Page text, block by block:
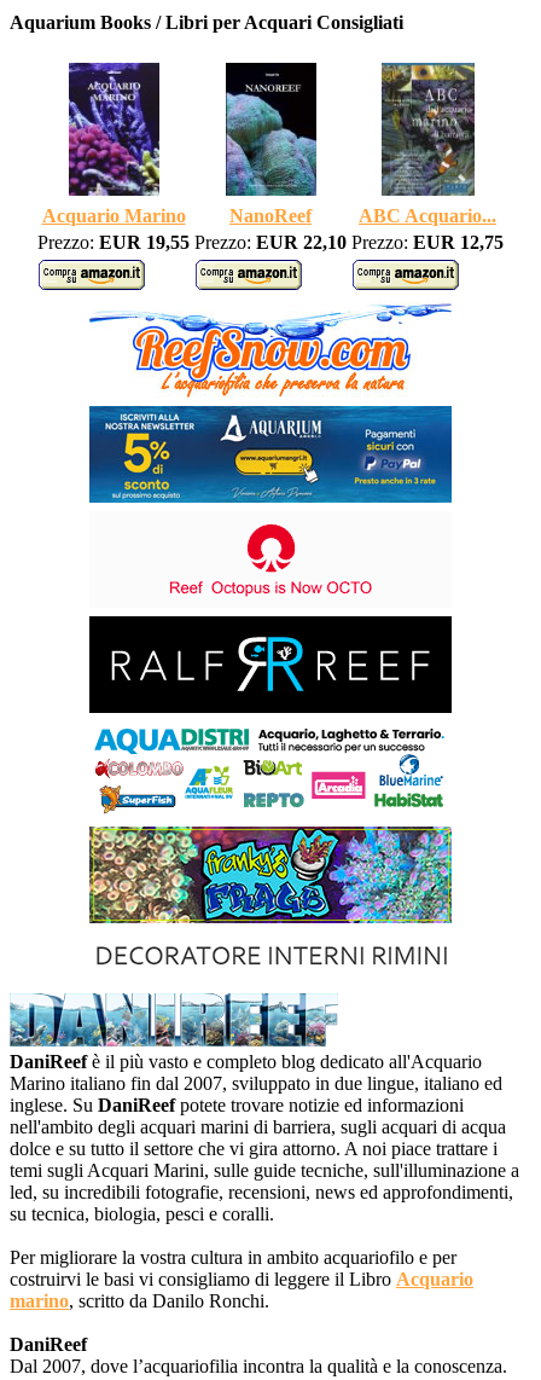
Aquarium Books / Libri per Acquari Consigliati
Acquario Marino NanoReef
ABC Acquario...
Prezzo: EUR 19,55 Prezzo: EUR 22,10 Prezzo: EUR 12,75
DaniReefè il più vasto e completo blog dedicato all'Acquario
Marino italiano fin dal 2007, sviluppato in due lingue, italiano ed
inglese. Su DaniReefpotete trovare notizie ed informazioni
nell'ambito degli acquari marini di barriera, sugli acquari di acqua
dolce e su tutto il settore che vi gira attorno. A noi piace trattare i
temi sugli Acquari Marini, sulle guide tecniche, sull'illuminazione a
led, su incredibili fotografie, recensioni, news ed approfondimenti,
su tecnica, biologia, pesci e coralli.
Per migliorare la vostra cultura in ambito acquariofilo e per
costruirvi le basi vi consigliamo di leggere il Libro Acquario
marino, scritto da Danilo Ronchi.
DaniReef
Dal 2007, dove l’acquariofilia incontra la qualità e la conoscenza.